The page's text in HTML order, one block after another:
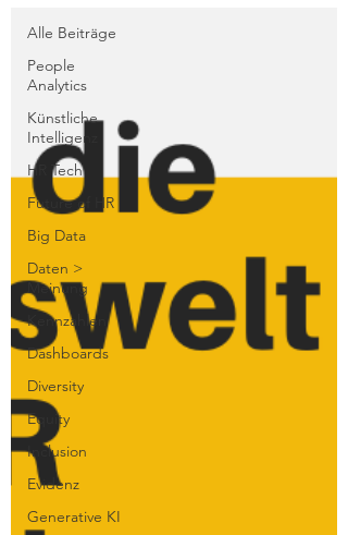
Alle Beiträge
People
Analytics
Künstliche
Intelligenz
HR Tech
Future of HR
Big Data
Daten >
Meinung
Kennzahlen
Dashboards
Diversity
Equity
Inclusion
Evidenz
Generative KI